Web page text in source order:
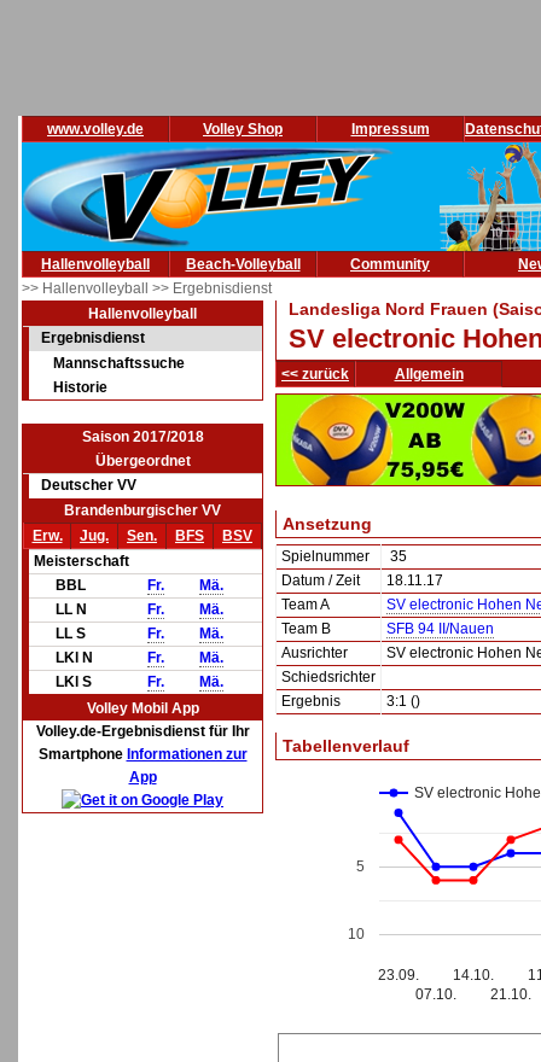
www.volley.de Volley Shop Impressum
Hallenvolleyball Beach-Volleyball Community
>> Hallenvolleyball >> Ergebnisdienst
Hallenvolleyball
Ergebnisdienst
Mannschaftssuche
Historie
Saison 2017/2018
Übergeordnet
Deutscher VV
Brandenburgischer VV
Erw.
Jug. Sen. BFS
BSV
Meisterschaft
BBL
Fr.
Mä.
LL N
Fr.
Mä.
LL S
Fr.
Mä.
LKl N
Fr.
Mä.
LKl S
Fr.
Mä.
Volley Mobil App
Volley.de-Ergebnisdienst für Ihr
Smartphone Informationen zur
App
Landesliga Nord Frauen
SV electronic
<< zurück Allgemein
Ansetzung
Spielnummer
35
Datum / Zeit
18.11.17
Team A
SV electronic Hohen
Team B
SFB 94 II/Nauen
Ausrichter
SV electronic Hohen
Schiedsrichter
Ergebnis
3:1 ()
Tabellenverlauf
SV electronic
23.09.
07.10.
14.10.
21.10.
5
10